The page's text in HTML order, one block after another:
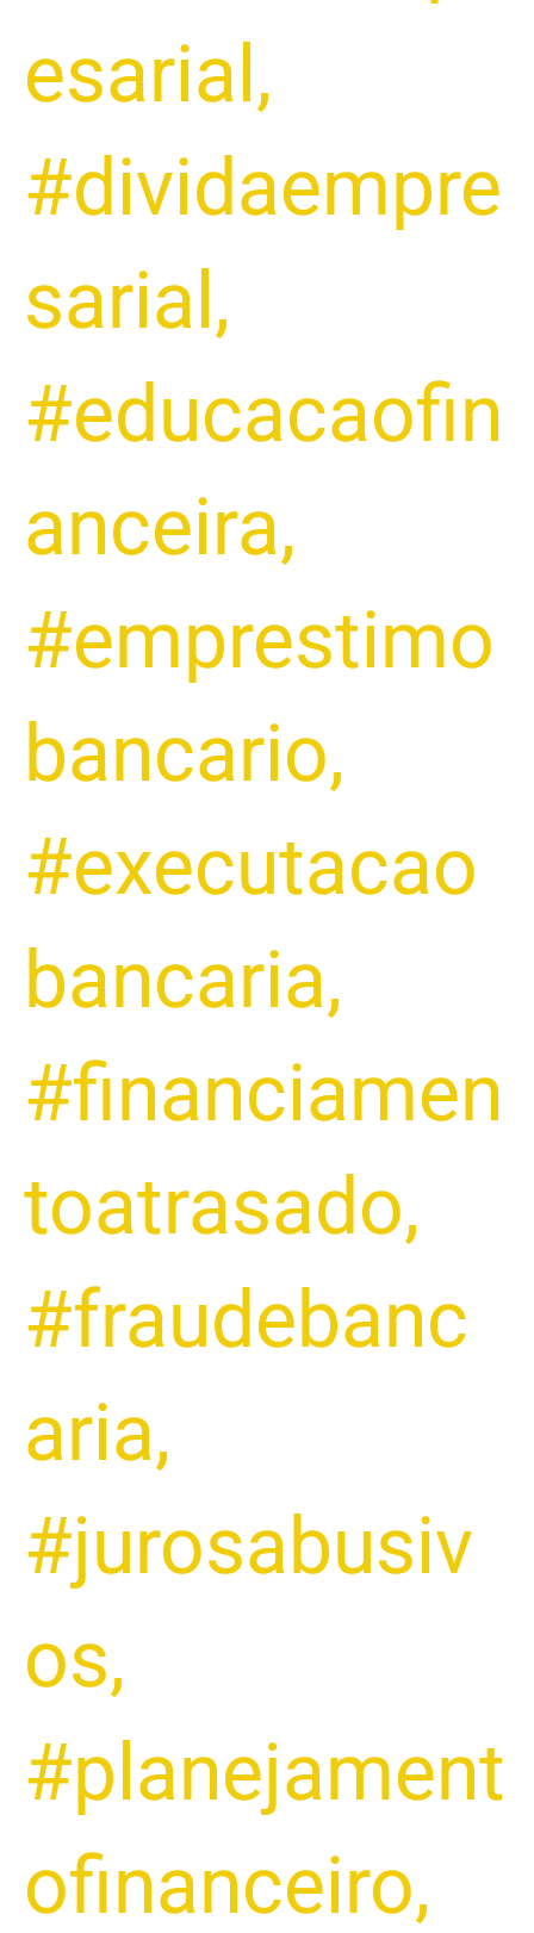
esarial ,
#dividaempre
sarial ,
#educacaofin
anceira,
#emprestimo
bancario,
#executacao
bancaria,
#financiamen
toatrasado,
#fraudebanc
aria,
#jurosabusiv
os,
#planejament
ofinanceiro,